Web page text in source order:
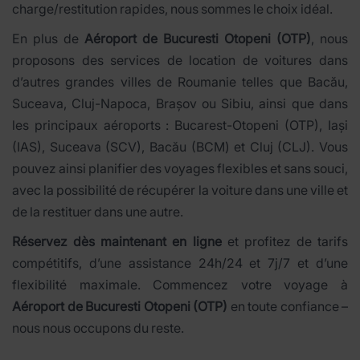
charge/restitution rapides, nous sommes le choix idéal.
En plus de Aéroport de Bucuresti Otopeni (OTP), nous
proposons des services de location de voitures dans
d’autres grandes villes de Roumanie telles que Bacău,
Suceava, Cluj-Napoca, Brașov ou Sibiu, ainsi que dans
les principaux aéroports : Bucarest-Otopeni (OTP), Iași
(IAS), Suceava (SCV), Bacău (BCM) et Cluj (CLJ). Vous
pouvez ainsi planifier des voyages flexibles et sans souci,
avec la possibilité de récupérer la voiture dans une ville et
de la restituer dans une autre.
Réservez dès maintenant en ligneet profitez de tarifs
compétitifs, d’une assistance 24h/24 et 7j/7 et d’une
flexibilité maximale. Commencez votre voyage à
Aéroport de Bucuresti Otopeni (OTP) en toute confiance –
nous nous occupons du reste.